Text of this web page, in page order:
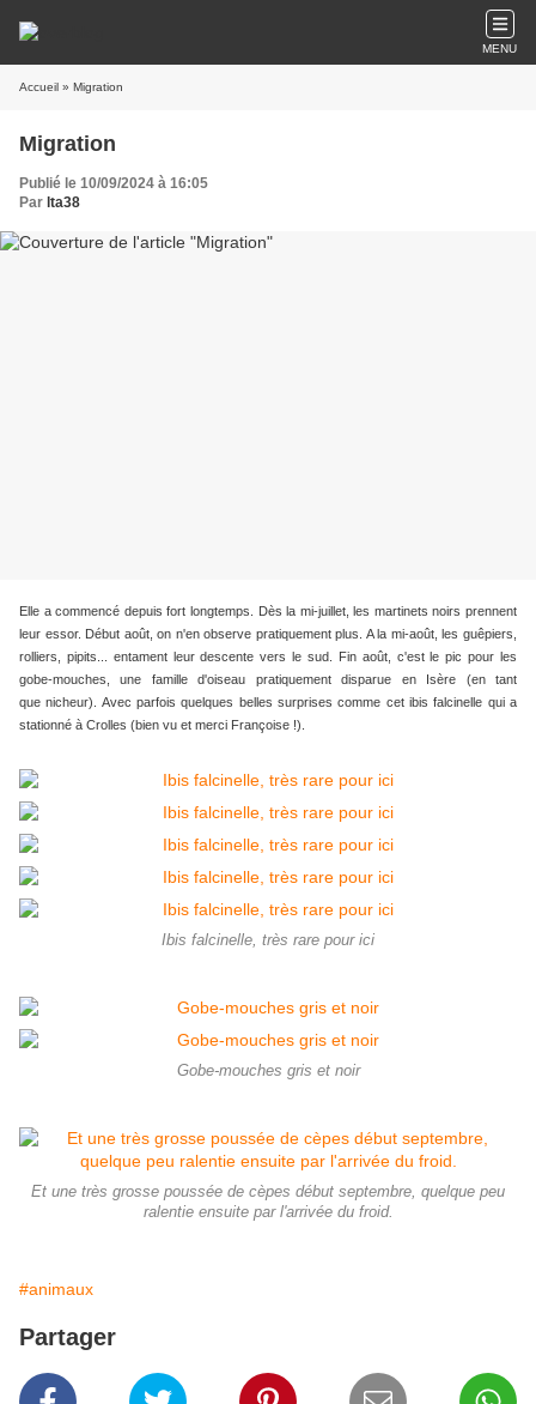
MENU
Accueil » Migration
Migration
Publié le 10/09/2024 à 16:05
Par lta38
Elle a commencé depuis fort longtemps. Dès la mi-juillet, les martinets noirs prennent
leur essor. Début août, on n'en observe pratiquement plus. A la mi-août, les guêpiers,
rolliers, pipits... entament leur descente vers le sud. Fin août, c'est le pic pour les
gobe-mouches, une famille d'oiseau pratiquement disparue en Isère (en tant
que nicheur). Avec parfois quelques belles surprises comme cet ibis falcinelle qui a
stationné à Crolles (bien vu et merci Françoise !).
Ibis falcinelle, très rare pour ici
Gobe-mouches gris et noir
Et une très grosse poussée de cèpes début septembre, quelque peu
ralentie ensuite par l'arrivée du froid.
#animaux
Partager